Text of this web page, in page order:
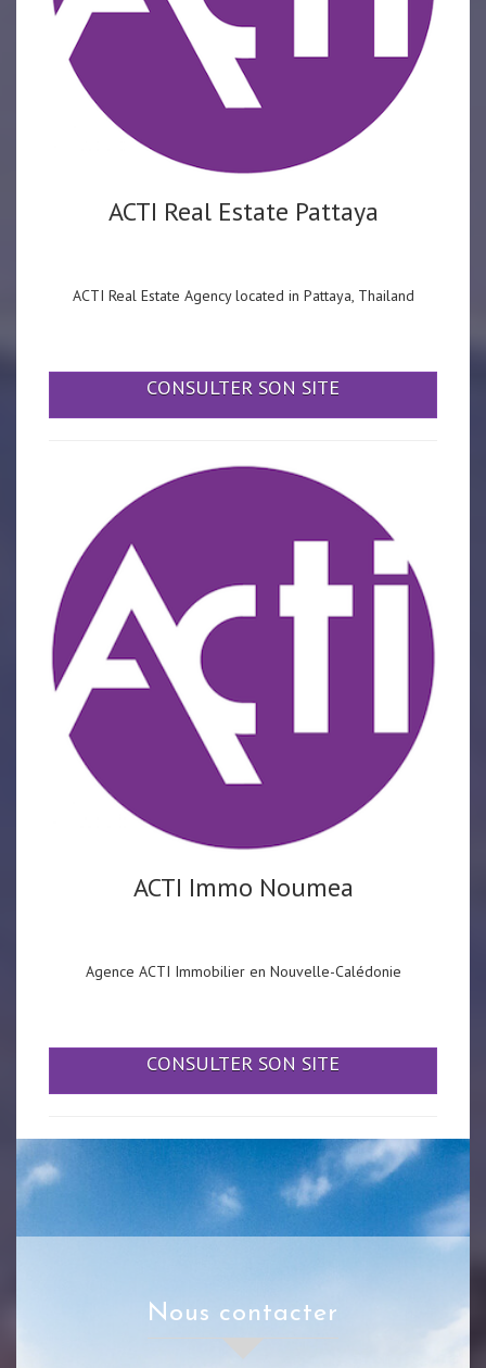
ACTI Real Estate Pattaya
ACTI Real Estate Agency located in Pattaya, Thailand
CONSULTER SON SITE
ACTI Immo Noumea
Agence ACTI Immobilier en Nouvelle-Calédonie
CONSULTER SON SITE
nous contacter